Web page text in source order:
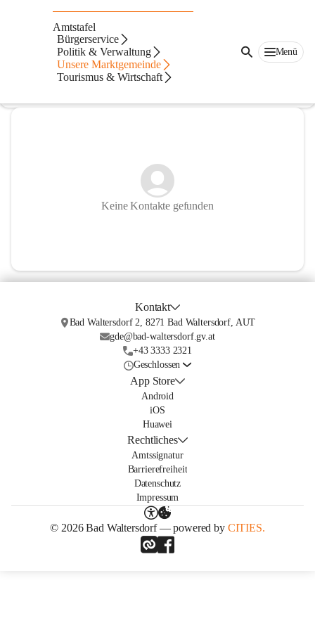
Amtstafel
Bürgerservice
Politik & Verwaltung
Unsere Marktgemeinde
Tourismus & Wirtschaft
Menü
Pfarre Bad Waltersdorf
@pfarre-bad-waltersdorf
Pfarre
In CITIES öffnen
Keine Kontakte gefunden
Kontakt
Bad Waltersdorf 2, 8271 Bad Waltersdorf, AUT
gde@bad-waltersdorf.gv.at
+43 3333 2321
Geschlossen
App Store
Android
iOS
Huawei
Rechtliches
Amtssignatur
Barrierefreiheit
Datenschutz
Impressum
© 2026 Bad Waltersdorf — powered by CITIES.